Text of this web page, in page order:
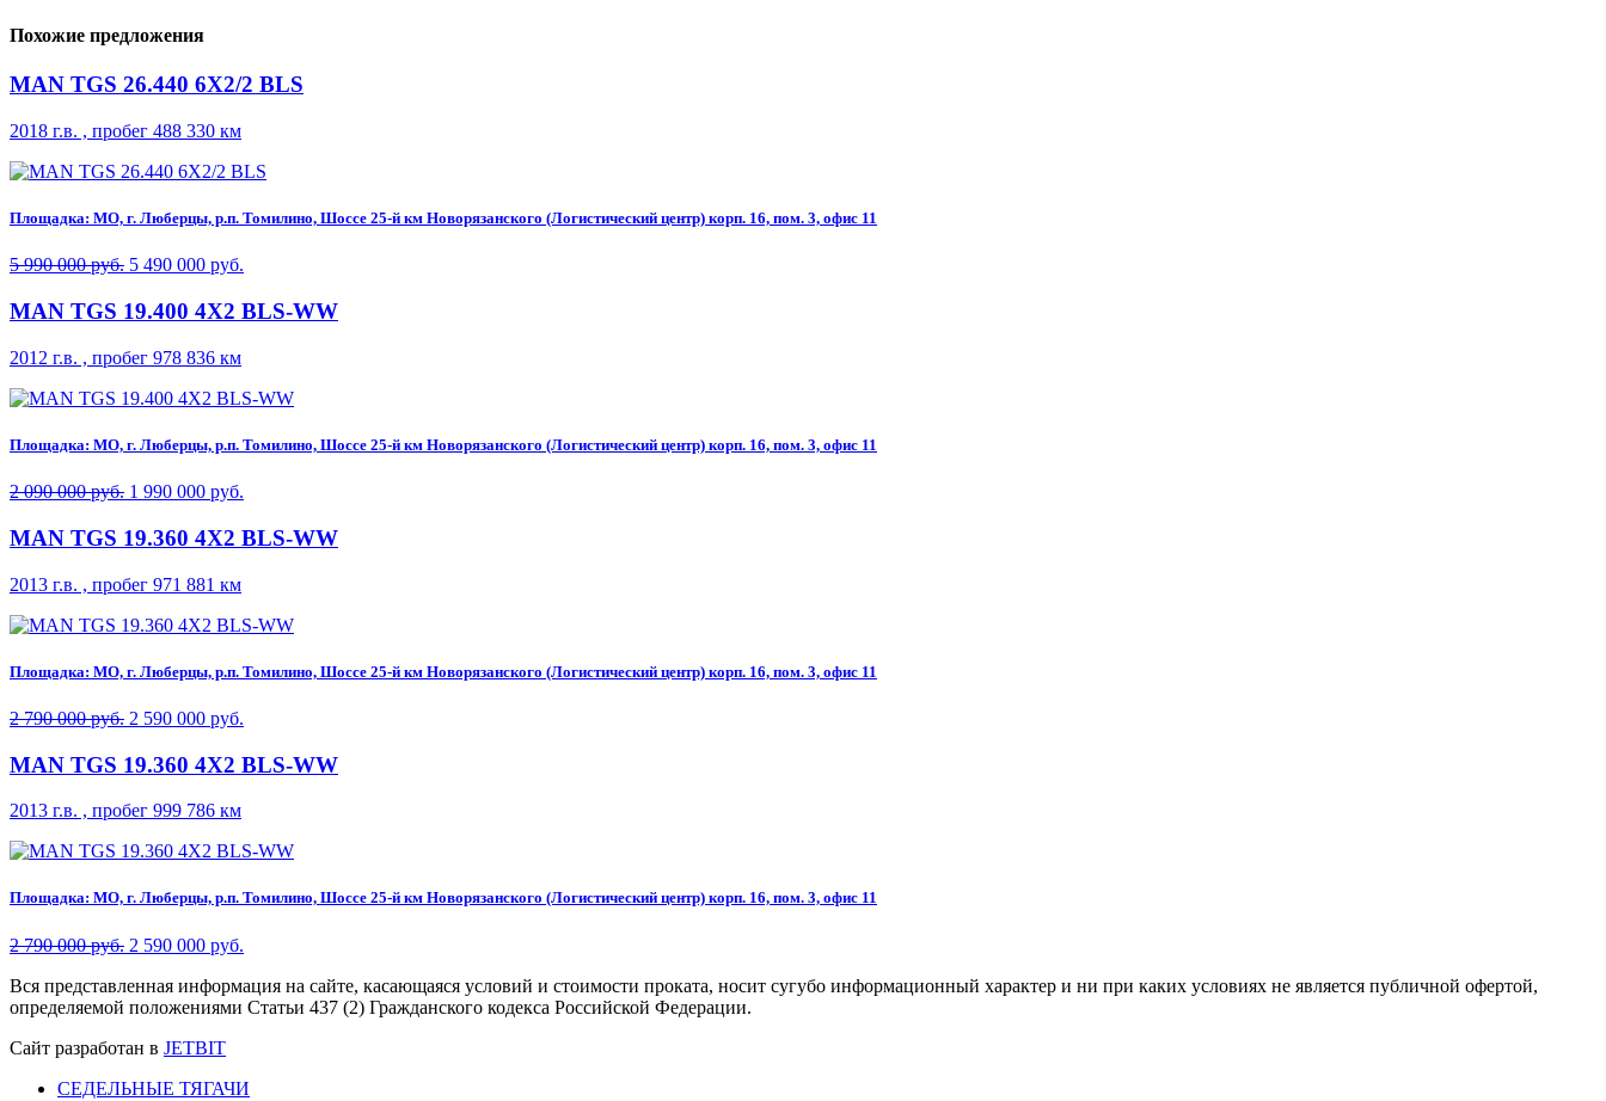
Похожие предложения
MAN TGS 26.440 6X2/2 BLS
2018 г.в. , пробег 488 330 км
Площадка: МО, г. Люберцы, р.п. Томилино, Шоссе 25-й км Новорязанского (Логистический центр) корп. 16, пом. 3, офис 11
5 990 000 руб. 5 490 000 руб.
MAN TGS 19.400 4X2 BLS-WW
2012 г.в. , пробег 978 836 км
Площадка: МО, г. Люберцы, р.п. Томилино, Шоссе 25-й км Новорязанского (Логистический центр) корп. 16, пом. 3, офис 11
2 090 000 руб. 1 990 000 руб.
MAN TGS 19.360 4X2 BLS-WW
2013 г.в. , пробег 971 881 км
Площадка: МО, г. Люберцы, р.п. Томилино, Шоссе 25-й км Новорязанского (Логистический центр) корп. 16, пом. 3, офис 11
2 790 000 руб. 2 590 000 руб.
MAN TGS 19.360 4X2 BLS-WW
2013 г.в. , пробег 999 786 км
Площадка: МО, г. Люберцы, р.п. Томилино, Шоссе 25-й км Новорязанского (Логистический центр) корп. 16, пом. 3, офис 11
2 790 000 руб. 2 590 000 руб.
Вся представленная информация на сайте, касающаяся условий и стоимости проката, носит сугубо информационный характер и ни при каких условиях не является публичной офертой,
определяемой положениями Статьи 437 (2) Гражданского кодекса Российской Федерации.
Сайт разработан в JETBIT
СЕДЕЛЬНЫЕ ТЯГАЧИ